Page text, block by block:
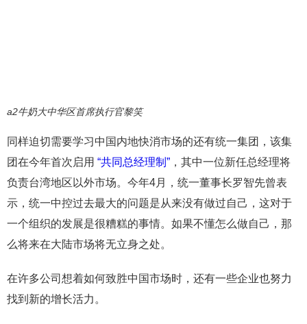
a2牛奶大中华区首席执行官黎笑
同样迫切需要学习中国内地快消市场的还有统一集团，该集
团在今年首次启用 “共同总经理制” ，其中一位新任总经理将
负责台湾地区以外市场。今年4月，统一董事长罗智先曾表
示，统一中控过去最大的问题是从来没有做过自己，这对于
一个组织的发展是很糟糕的事情。如果不懂怎么做自己，那
么将来在大陆市场将无立身之处。
在许多公司想着如何致胜中国市场时，还有一些企业也努力
找到新的增长活力。